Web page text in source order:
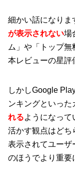
細かい話になりま
が表示されない場
ム」や「トップ
本レビューの星評
しかしGoogle
ンキングといっ
れるようになって
活かす観点はどち
表示されてユー
のほうでより重要